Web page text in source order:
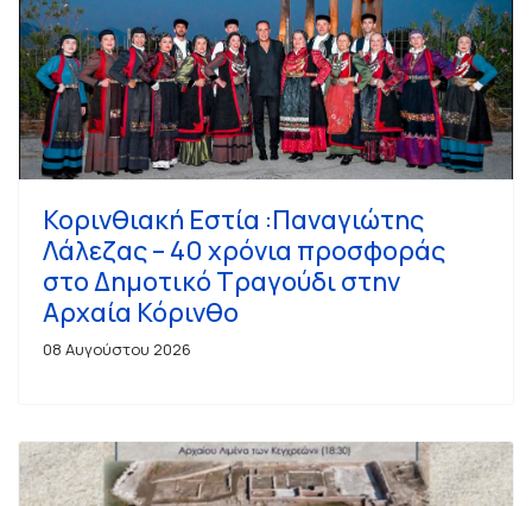
Κορινθιακή Εστία :Παναγιώτης
Λάλεζας – 40 χρόνια προσφοράς
στο Δημοτικό Τραγούδι στην
Αρχαία Κόρινθο
08 Αυγούστου 2026